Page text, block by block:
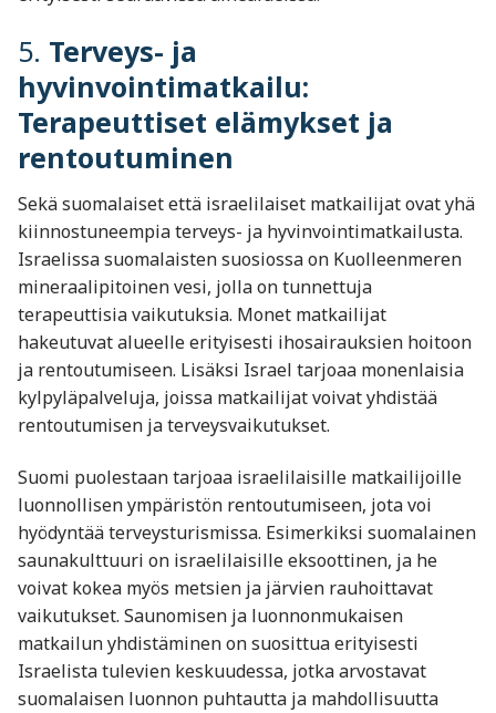
5. Terveys- ja
hyvinvointimatkailu:
Terapeuttiset elämykset ja
rentoutuminen
Sekä suomalaiset että israelilaiset matkailijat ovat yhä
kiinnostuneempia terveys- ja hyvinvointimatkailusta.
Israelissa suomalaisten suosiossa on Kuolleenmeren
mineraalipitoinen vesi, jolla on tunnettuja
terapeuttisia vaikutuksia. Monet matkailijat
hakeutuvat alueelle erityisesti ihosairauksien hoitoon
ja rentoutumiseen. Lisäksi Israel tarjoaa monenlaisia
kylpyläpalveluja, joissa matkailijat voivat yhdistää
rentoutumisen ja terveysvaikutukset.
Suomi puolestaan tarjoaa israelilaisille matkailijoille
luonnollisen ympäristön rentoutumiseen, jota voi
hyödyntää terveysturismissa. Esimerkiksi suomalainen
saunakulttuuri on israelilaisille eksoottinen, ja he
voivat kokea myös metsien ja järvien rauhoittavat
vaikutukset. Saunomisen ja luonnonmukaisen
matkailun yhdistäminen on suosittua erityisesti
Israelista tulevien keskuudessa, jotka arvostavat
suomalaisen luonnon puhtautta ja mahdollisuutta